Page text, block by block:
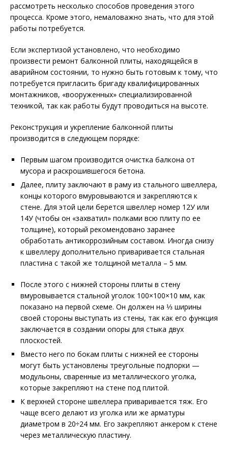
рассмотреть несколько способов проведения этого
процесса. Кроме этого, немаловажно знать, что для этой
работы потребуется.
Если экспертизой установлено, что необходимо
произвести ремонт балконной плиты, находящейся в
аварийном состоянии, то нужно быть готовым к тому, что
потребуется пригласить бригаду квалифицированных
монтажников, «вооруженных» специализированной
техникой, так как работы будут проводиться на высоте.
Реконструкция и укрепление балконной плиты
производится в следующем порядке:
Первым шагом производится очистка балкона от
мусора и раскрошившегося бетона.
Далее, плиту заключают в раму из стального швеллера,
концы которого вмуровываются и закрепляются к
стене. Для этой цели берется швеллер номер 12У или
14У (чтобы он «захватил» полками всю плиту по ее
толщине), который рекомендовано заранее
обработать антикоррозийным составом. Иногда снизу
к швеллеру дополнительно приваривается стальная
пластина с такой же толщиной металла – 5 мм.
После этого с нижней стороны плиты в стену
вмуровывается стальной уголок 100×100×10 мм, как
показано на первой схеме. Он должен на ⅓ ширины
своей стороны выступать из стены, так как его функция
заключается в создании опоры для стыка двух
плоскостей.
Вместо него по бокам плиты с нижней ее стороны
могут быть установлены треугольные подпорки —
модульоны, сваренные из металлического уголка,
которые закрепляют на стене под плитой.
К верхней стороне швеллера приваривается тяж. Его
чаще всего делают из уголка или же арматуры
диаметром в 20÷24 мм. Его закрепляют анкером к стене
через металлическую пластину.